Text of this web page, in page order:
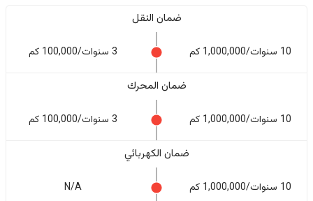
ضمان النقل
10 سنوات/1,000,000 كم 3 سنوات/100,000 كم
ضمان المحرك
10 سنوات/1,000,000 كم 3 سنوات/100,000 كم
ضمان الكهربائي
10 سنوات/1,000,000 كم N/A